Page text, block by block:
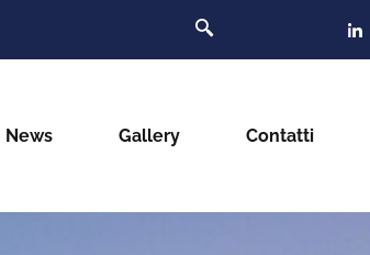
News Gallery Contatti